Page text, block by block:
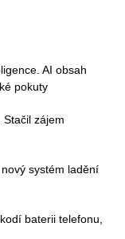
AI obsah
pokuty
zájem
systém ladění
baterii telefonu,